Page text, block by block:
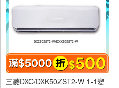
三菱DXC/DXK50ZST2-W 1-1變